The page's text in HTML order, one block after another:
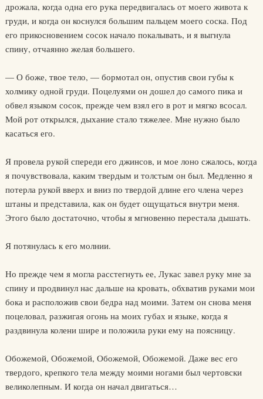
дрожала, когда одна его рука передвигалась от моего живота к
груди, и когда он коснулся большим пальцем моего соска. Под
его прикосновением сосок начало покалывать, и я выгнула
спину, отчаянно желая большего.
— О боже, твое тело, — бормотал он, опустив свои губы к
холмику одной груди. Поцелуями он дошел до самого пика и
обвел языком сосок, прежде чем взял его в рот и мягко всосал.
Мой рот открылся, дыхание стало тяжелее. Мне нужно было
касаться его.
Я провела рукой спереди его джинсов, и мое лоно сжалось, когда
я почувствовала, каким твердым и толстым он был. Медленно я
потерла рукой вверх и вниз по твердой длине его члена через
штаны и представила, как он будет ощущаться внутри меня.
Этого было достаточно, чтобы я мгновенно перестала дышать.
Я потянулась к его молнии.
Но прежде чем я могла расстегнуть ее, Лукас завел руку мне за
спину и продвинул нас дальше на кровать, обхватив руками мои
бока и расположив свои бедра над моими. Затем он снова меня
поцеловал, разжигая огонь на моих губах и языке, когда я
раздвинула колени шире и положила руки ему на поясницу.
Обожемой, Обожемой, Обожемой, Обожемой. Даже вес его
твердого, крепкого тела между моими ногами был чертовски
великолепным. И когда он начал двигаться…